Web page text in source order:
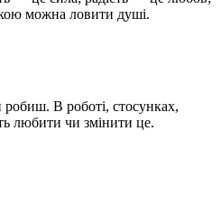
можна ловити душі.
В роботі, стосунках,
любити чи змінити це.